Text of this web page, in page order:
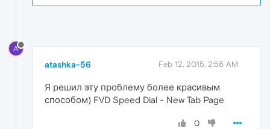
A
atashka-56 Feb 12, 2015, 2:56 AM
Я решил эту проблему более красивым
способом) FVD Speed Dial - New Tab Page
0